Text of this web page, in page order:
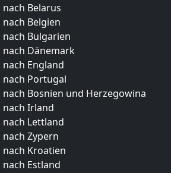
Belarus
Belgien
Bulgarien
Dänemark
England
Portugal
Bosnien und Herzegowina
nach Irland
Lettland
Zypern
Kroatien
Estland